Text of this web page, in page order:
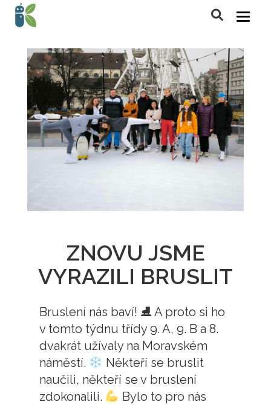
ZNOVU JSME
VYRAZILI BRUSLIT
Bruslení nás baví! ⛸ A proto si ho
v tomto týdnu třídy 9. A, 9. B a 8.
dvakrát užívaly na Moravském
náměstí.
Někteří se bruslit
naučili, někteří se v bruslení
zdokonalili.
Bylo to pro nás